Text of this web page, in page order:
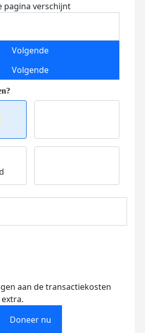
pagina verschijnt
Volgende
Volgende
aan de transactiekosten
Doneer nu